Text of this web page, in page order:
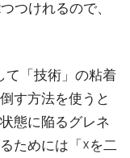
つけれるので、
て「技術」の粘着
す方法を使うと
態に陥るグレネ
ためには「☓を二